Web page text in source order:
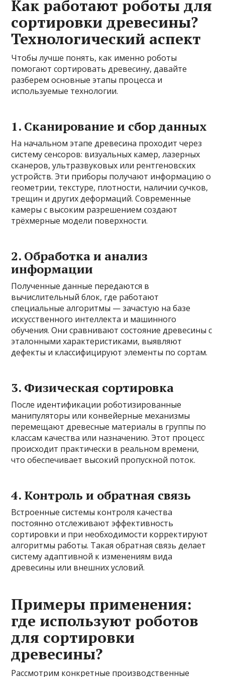
Как работают роботы для
сортировки древесины?
Технологический аспект
Чтобы лучше понять, как именно роботы
помогают сортировать древесину, давайте
разберем основные этапы процесса и
используемые технологии.
1. Сканирование и сбор данных
На начальном этапе древесина проходит через
систему сенсоров: визуальных камер, лазерных
сканеров, ультразвуковых или рентгеновских
устройств. Эти приборы получают информацию о
геометрии, текстуре, плотности, наличии сучков,
трещин и других деформаций. Современные
камеры с высоким разрешением создают
трёхмерные модели поверхности.
2. Обработка и анализ
информации
Полученные данные передаются в
вычислительный блок, где работают
специальные алгоритмы — зачастую на базе
искусственного интеллекта и машинного
обучения. Они сравнивают состояние древесины с
эталонными характеристиками, выявляют
дефекты и классифицируют элементы по сортам.
3. Физическая сортировка
После идентификации роботизированные
манипуляторы или конвейерные механизмы
перемещают древесные материалы в группы по
классам качества или назначению. Этот процесс
происходит практически в реальном времени,
что обеспечивает высокий пропускной поток.
4. Контроль и обратная связь
Встроенные системы контроля качества
постоянно отслеживают эффективность
сортировки и при необходимости корректируют
алгоритмы работы. Такая обратная связь делает
систему адаптивной к изменениям вида
древесины или внешних условий.
Примеры применения:
где используют роботов
для сортировки
древесины?
Рассмотрим конкретные производственные